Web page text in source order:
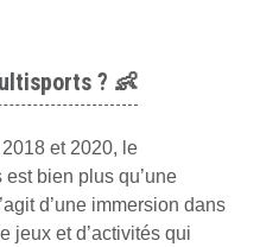
? 👶
et 2020, le
bien plus qu’une
d’une immersion dans
jeux et d’activités qui